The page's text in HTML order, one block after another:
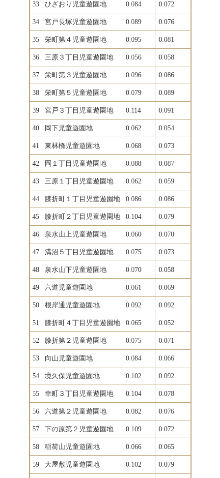
33 ひざおり児童遊園地 0.084 0.072
34 宮戸長塚児童遊園地 0.089 0.076
35 栄町第４児童遊園地 0.095 0.081
36 三原３丁目児童遊園地 0.056 0.058
37 栄町第３児童遊園地 0.096 0.086
38 栄町第５児童遊園地 0.079 0.089
39 宮戸３丁目児童遊園地 0.114 0.091
40 岡下児童遊園地 0.062 0.054
41 東林橋児童遊園地 0.068 0.073
42 岡１丁目児童遊園地 0.088 0.087
43 三原１丁目児童遊園地 0.062 0.059
44 膝折町１丁目児童遊園地 0.086 0.086
45 膝折町２丁目児童遊園地 0.104 0.079
46 泉水山上児童遊園地 0.060 0.070
47 溝沼５丁目児童遊園地 0.075 0.073
48 泉水山下児童遊園地 0.070 0.058
49 六道児童遊園地 0.061 0.069
50 根岸通児童遊園地 0.092 0.092
51 膝折町４丁目児童遊園地 0.065 0.052
52 膝折第２児童遊園地 0.075 0.071
53 向山児童遊園地 0.084 0.066
54 境久保児童遊園地 0.102 0.092
55 幸町３丁目児童遊園地 0.104 0.078
56 六道第２児童遊園地 0.082 0.076
57 下の原第２児童遊園地 0.109 0.072
58 稲荷山児童遊園地 0.066 0.065
59 大屋敷児童遊園地 0.102 0.079